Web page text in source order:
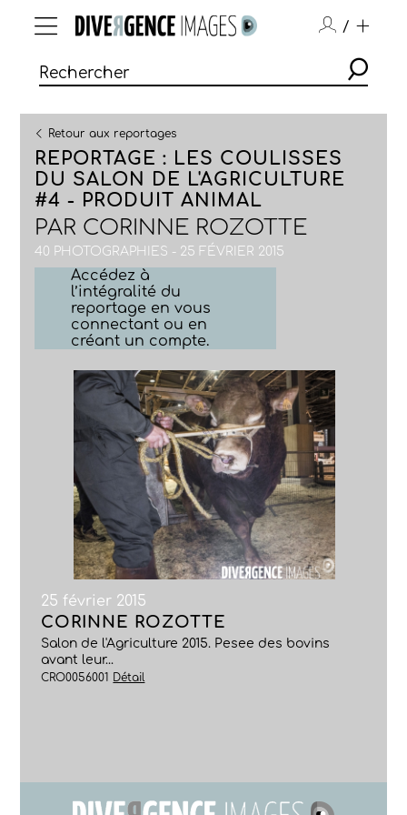
/
Retour aux reportages
REPORTAGE : LES COULISSES
DU SALON DE L'AGRICULTURE
#4 - PRODUIT ANIMAL
PAR CORINNE ROZOTTE
40 PHOTOGRAPHIES - 25 FÉVRIER 2015
Accédez à
l’intégralité du
reportage en vous
connectant ou en
créant un compte.
25 février 2015
CORINNE ROZOTTE
Salon de l'Agriculture 2015. Pesee des bovins
avant leur...
CRO0056001 Détail